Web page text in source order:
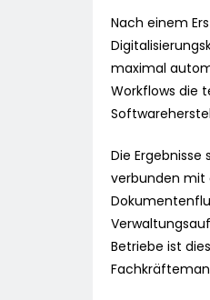
Nach einem
maximal
Workflows die
Die
verbunden mit
Betriebe ist